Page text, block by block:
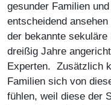
gesunder Familien
entscheidend
der bekannte
dreißig Jahre
Experten. Zusätzlich
Familien sich von
fühlen, weil diese der